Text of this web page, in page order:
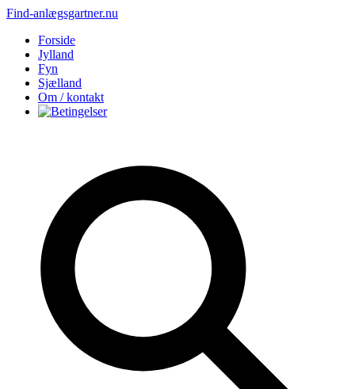
Find-anlægsgartner.nu
Forside
Jylland
Fyn
Sjælland
Om / kontakt